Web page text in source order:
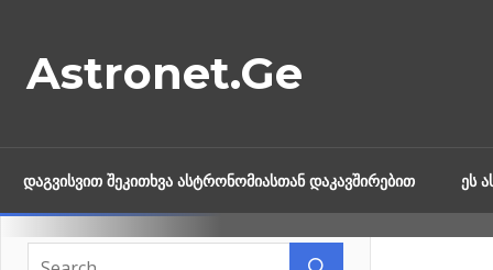
content
Astronet.Ge
ᲓᲐᲒᲕᲘᲡᲕᲘᲗ ᲨᲔᲙᲘᲗᲮᲕᲐ ᲐᲡᲢᲠᲝᲜᲝᲛᲘᲐᲡᲗᲐᲜ ᲓᲐᲙᲐᲕᲨᲘᲠᲔᲑᲘᲗ ᲔᲡ